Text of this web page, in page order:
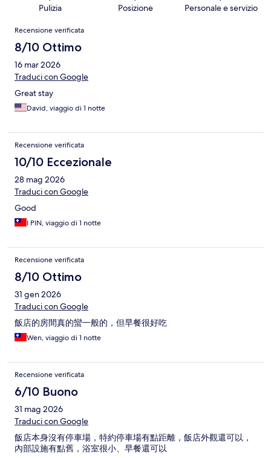
Pulizia Posizione Personale e servizio
Recensioni
Recensione verificata
8/10 Ottimo
16 mar 2026
Traduci con Google
Great stay
David, viaggio di 1 notte
Recensione verificata
10/10 Eccezionale
28 mag 2026
Traduci con Google
Good
I PIN, viaggio di 1 notte
Recensione verificata
8/10 Ottimo
31 gen 2026
Traduci con Google
飯店的房間真的蠻一般的，但早餐很好吃
Wen, viaggio di 1 notte
Recensione verificata
6/10 Buono
31 mag 2026
Traduci con Google
飯店本身沒有停車場，特約停車場有點距離，飯店外觀還可以，
內部設施有點舊，浴室很小、早餐還可以